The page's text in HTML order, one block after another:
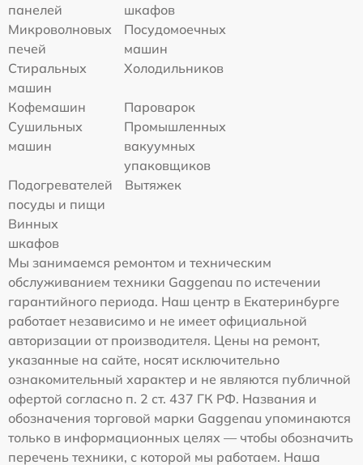
панелей
шкафов
Микроволновых
печей
Посудомоечных
машин
Стиральных
машин
Холодильников
Кофемашин
Пароварок
Сушильных
машин
Промышленных
вакуумных
упаковщиков
Подогревателей
посуды и пищи
Вытяжек
Винных
шкафов
Мы занимаемся ремонтом и техническим
обслуживанием техники Gaggenau по истечении
гарантийного периода. Наш центр в Екатеринбурге
работает независимо и не имеет официальной
авторизации от производителя. Цены на ремонт,
указанные на сайте, носят исключительно
ознакомительный характер и не являются публичной
офертой согласно п. 2 ст. 437 ГК РФ. Названия и
обозначения торговой марки Gaggenau упоминаются
только в информационных целях — чтобы обозначить
перечень техники, с которой мы работаем. Наша